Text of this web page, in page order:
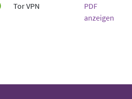
Tor VPN
PDF
anzeigen